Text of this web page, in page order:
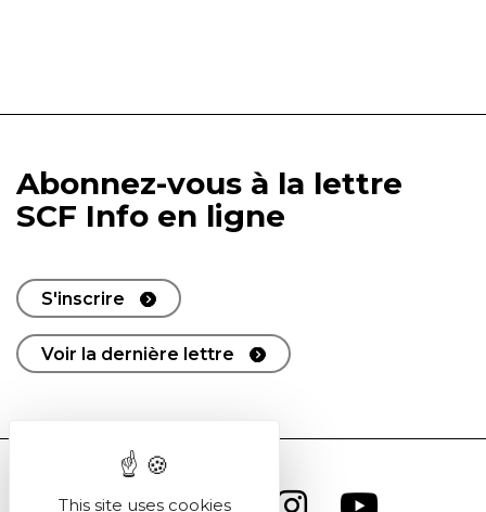
Abonnez-vous à la lettre
SCF Info en ligne
S'inscrire
Voir la dernière lettre
This site uses cookies